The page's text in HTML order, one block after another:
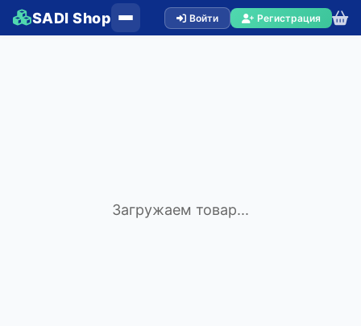
SADI Shop Войти Регистрация
Загружаем товар...